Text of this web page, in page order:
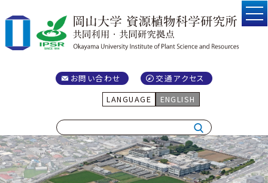
お問い合わせ
交通アクセス
LANGUAGE
ENGLISH